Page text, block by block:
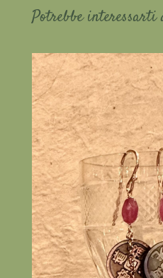
Potrebbe interessarti